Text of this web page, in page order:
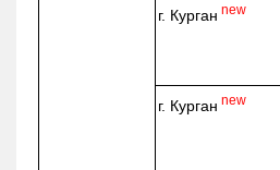
г. Курган new
г. Курган new